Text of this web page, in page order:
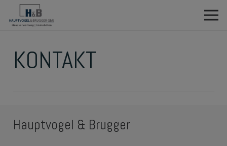
KONTAKT
Hauptvogel & Brugger